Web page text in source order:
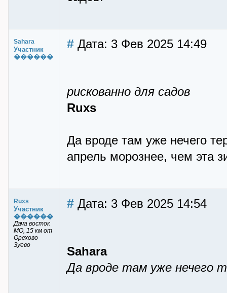
Sahara
Участник
������
# Дата: 3 Фев 2025 14:49
рискованно для садов
Ruxs
Да вроде там уже нечего
апрель морознее, чем эта
Ruxs
Участник
������
Дача восток
МО, 15 км от
Орехово-
Зуево
# Дата: 3 Фев 2025 14:54
Sahara
Да вроде там уже нечего